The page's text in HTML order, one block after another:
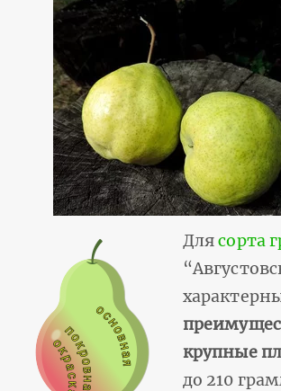
Длясорта
крупные
до 210